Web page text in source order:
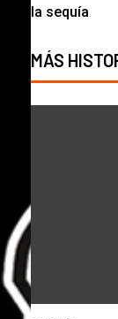
la sequía
MÁS